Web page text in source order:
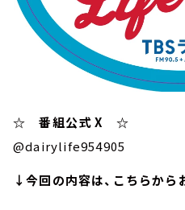
☆ 番組公式 X ☆
@dairylife954905
↓今回の内容は、こちらか